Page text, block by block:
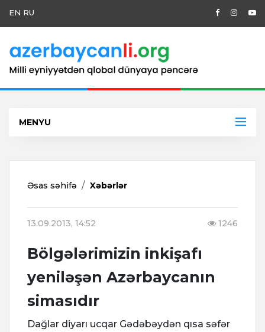
EN RU
MENYU
Əsas səhifə Xəbərlər
13.09.2013, 14:52 1246
Bölgələrimizin inkişafı
yeniləşən Azərbaycanın
simasıdır
Dağlar diyarı ucqar Gədəbəydən qısa səfər